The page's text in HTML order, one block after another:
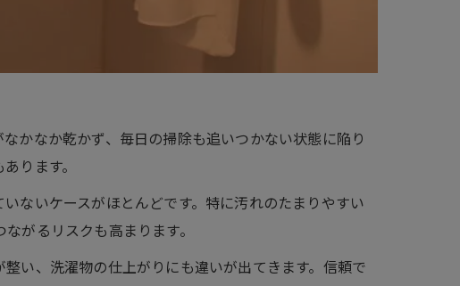
かなか乾かず、毎日の掃除も追いつかない状態に陥り
ります。
ないケースがほとんどです。特に汚れのたまりやすい
がるリスクも高まります。
い、洗濯物の仕上がりにも違いが出てきます。信頼で